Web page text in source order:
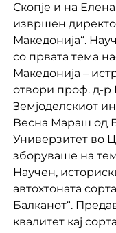
Скопје и на
извршен
Македонија“.
со првата тема
Македонија –
отвори проф. д-р
Земјоделскиот
Весна Мараш од
Универзитет во
зборуваше на
Научен,
автохтоната
Балканот“.
квалитет кај